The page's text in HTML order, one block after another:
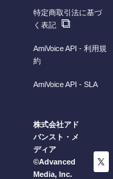
特定商取引法に基づ
く表記
AmiVoice API - 利用規
約
AmiVoice API - SLA
株式会社アド
バンスト・メ
ディア
©Advanced
Media, Inc.